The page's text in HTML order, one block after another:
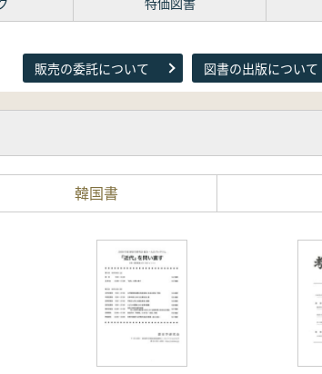
販売の委託について 図書の出版について
韓国書